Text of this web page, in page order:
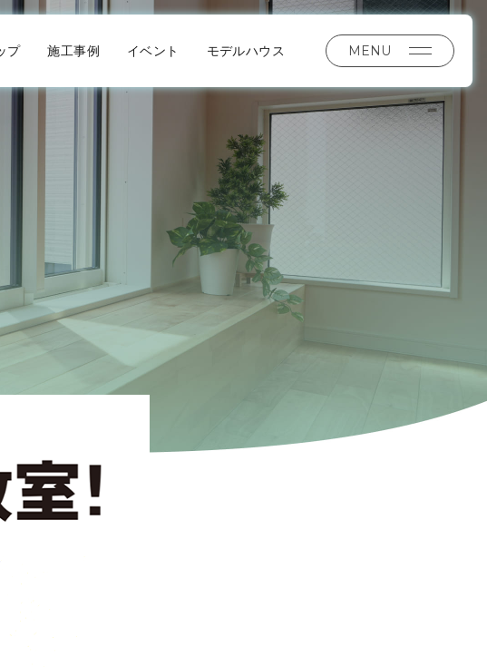
プ 施工事例 イベント モデルハウス MENU